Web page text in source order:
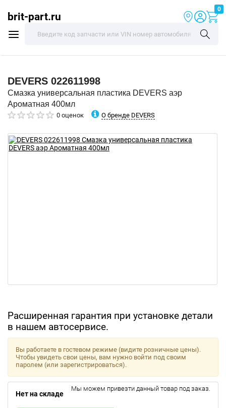
brit-part.ru
0
DEVERS 022611998
Смазка универсальная пластика DEVERS аэр
Ароматная 400мл
0 оценок О бренде DEVERS
Расширенная гарантия при установке детали
в нашем автосервисе.
Вы работаете в гостевом режиме (видите розничные цены).
Чтобы увидеть свои цены, вам нужно войти под своим
паролем (или зарегистрироваться).
Нет на складе
Мы можем привезти данный товар под заказ.